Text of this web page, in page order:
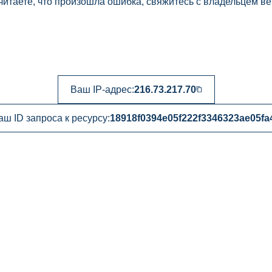
Ваш IP-адрес:216.73.217.70
ID запроса к ресурсу: